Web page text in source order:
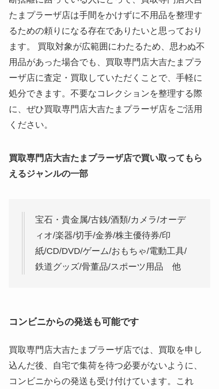
たまプラーザ店は手間をかけずに不用品を整理す
るための頼りになる存在でありたいと思っており
ます。 買取対象が広範囲にわたるため、思わぬ不
用品があった場合でも、買取専門店大吉たまプラ
ーザ店に査定・買取していただくことで、手軽に
処分できます。不要なコレクションを整理する際
に、ぜひ買取専門店大吉たまプラーザ店をご活用
ください。
買取専門店大吉たまプラーザ店で買い取ってもら
えるジャンルの一部
宝石・貴金属/古銭/酒類/カメラ/オーデ
ィオ/楽器/切手/金券/株主優待券/印
紙/CD/DVD/ゲーム/おもちゃ/電動工具/
鉄道グッズ/骨董品/スポーツ用品 他
コンビニからの発送も可能です
買取専門店大吉たまプラーザ店では、買取を申し
込んだ後、自宅で集荷を待つ必要がないように、
コンビニからの発送も受け付けています。これ